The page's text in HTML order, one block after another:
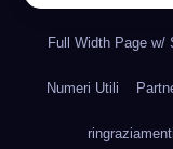
Full Width Page w/
Numeri Utili
ringraziamenti